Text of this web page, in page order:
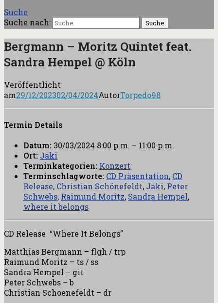
Suche
Suche nach:
Bergmann – Moritz Quintet feat.
Sandra Hempel @ Köln
Veröffentlicht
am29/12/202302/04/2024AutorTorpedo98
Termin Details
Datum: 30/03/2024 8:00 p.m. – 11:00 p.m.
Ort: Jaki
Terminkategorien: Konzert
Terminschlagworte: CD Präsentation, CD
Release, Christian Schönefeldt, Jaki, Peter
Schwebs, Raimund Moritz, Sandra Hempel,
where it belongs
CD Release “Where It Belongs”
Matthias Bergmann – flgh / trp
Raimund Moritz – ts / ss
Sandra Hempel – git
Peter Schwebs – b
Christian Schoenefeldt – dr